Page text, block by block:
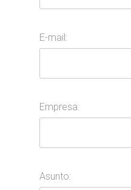
E-mail:
Empresa:
Asunto: